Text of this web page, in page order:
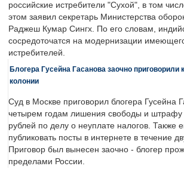
российские истребители "Сухой", в том
этом заявил секретарь Министерства
Раджеш Кумар Сингх. По его словам,
сосредоточатся на модернизации
истребителей.
Блогера Гусейна Гасанова заочно приговорили
колонии
Суд в Москве приговорил блогера Гусейна
четырем годам лишения свободы и штрафу
рублей по делу о неуплате налогов. Также
публиковать посты в интернете в течение
Приговор был вынесен заочно - блогер
пределами России.